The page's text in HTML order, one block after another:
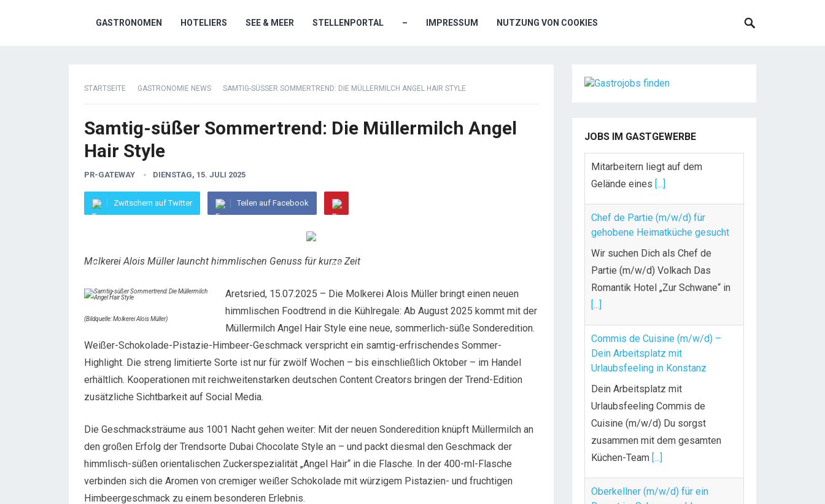
GASTRONOMEN HOTELIERS SEE & MEER STELLENPORTAL – IMPRESSUM NUTZUNG VON COOKIES
STARTSEITE GASTRONOMIE NEWS SAMTIG-SÜSSER SOMMERTREND: DIE MÜLLERMILCH ANGEL HAIR STYLE
Samtig-süßer Sommertrend: Die Müllermilch Angel
Hair Style
PR-GATEWAY DIENSTAG, 15. JULI 2025
Zwitschern auf Twitter Teilen auf Facebook
Molkerei Alois Müller launcht himmlischen Genuss für kurze Zeit
(Bildquelle: Molkerei Alois Müller)
Aretsried, 15.07.2025 – Die Molkerei Alois Müller bringt einen neuen
himmlischen Foodtrend in die Kühlregale: Ab August 2025 kommt mit der
Müllermilch Angel Hair Style eine neue, sommerlich-süße Sonderedition.
Weißer-Schokolade-Pistazie-Himbeer-Geschmack verspricht ein samtig-erfrischendes Sommer-
Highlight. Die streng limitierte Sorte ist nur für zwölf Wochen – bis einschließlich Oktober – im Handel
erhältlich. Kooperationen mit reichweitenstarken deutschen Content Creators bringen der Trend-Edition
zusätzliche Sichtbarkeit auf Social Media.
Die Geschmacksträume aus 1001 Nacht gehen weiter: Mit der neuen Sonderedition knüpft Müllermilch an
den großen Erfolg der Trendsorte Dubai Chocolate Style an – und packt diesmal den Geschmack der
himmlisch-süßen orientalischen Zuckerspezialität „Angel Hair“ in die Flasche. In der 400-ml-Flasche
verbinden sich die Aromen von cremiger weißer Schokolade mit würzigem Pistazien- und fruchtigen
Himbeergeschmack zu einem besonderen Erlebnis.
JOBS IM GASTGEWERBE
Chef de Partie (m/w/d) für
gehobene Heimatküche gesucht
Wir suchen Dich als Chef de
Partie (m/w/d) Volkach Das
Romantik Hotel „Zur Schwane“ in
[...]
Commis de Cuisine (m/w/d) –
Dein Arbeitsplatz mit
Dein Arbeitsplatz mit
Urlaubsfeeling Commis de
Cuisine (m/w/d) Du sorgst
zusammen mit dem gesamten
Küchen-Team[...]
Oberkellner (m/w/d) für ein
Resort im Schwarzwald.
Zur Bereicherung unseres Teams
suchen wir Sie als Oberkellner